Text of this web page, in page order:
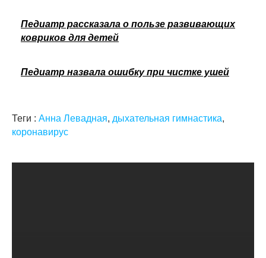
Педиатр рассказала о пользе развивающих
ковриков для детей
Педиатр назвала ошибку при чистке ушей
Теги : Анна Левадная, дыхательная гимнастика,
коронавирус